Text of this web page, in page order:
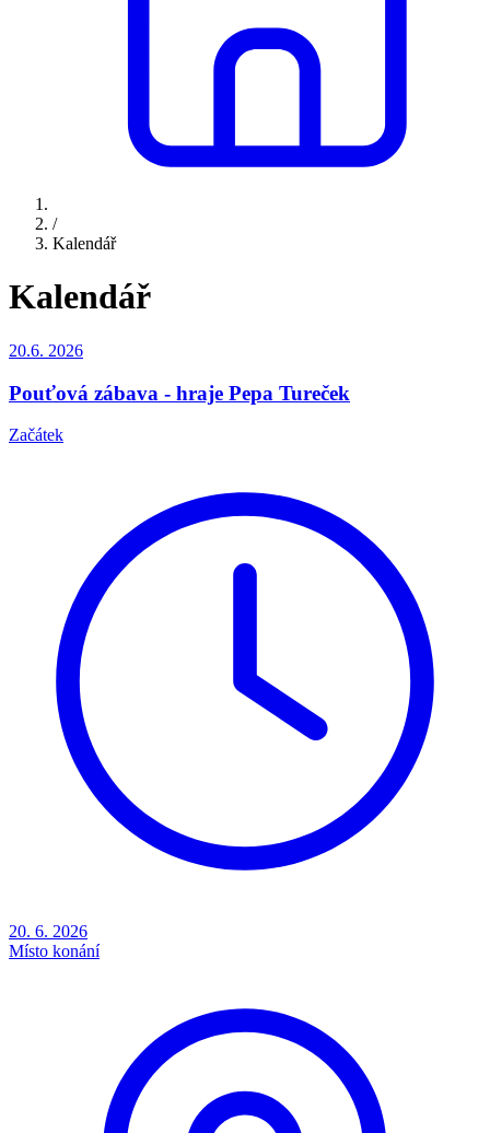
/
Kalendář
Kalendář
20.6. 2026
Pouťová zábava - hraje Pepa Tureček
Začátek
20. 6. 2026
Místo konání